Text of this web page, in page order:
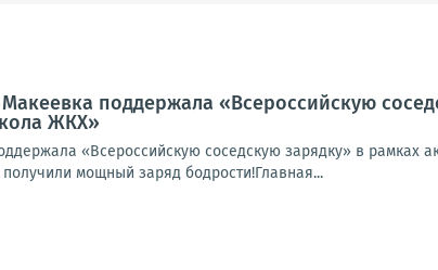
поддержала «Всероссийскую
ЖКХ»
«Всероссийскую соседскую зарядку» в рамках
мощный заряд бодрости!Главная...